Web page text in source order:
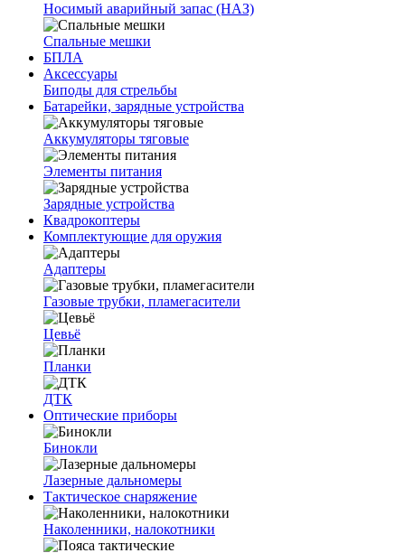
Носимый аварийный запас (НАЗ)
Спальные мешки
БПЛА
Аксессуары
Биподы для стрельбы
Батарейки, зарядные устройства
Аккумуляторы тяговые
Элементы питания
Зарядные устройства
Квадрокоптеры
Комплектующие для оружия
Адаптеры
Газовые трубки, пламегасители
Цевьё
Планки
ДТК
Оптические приборы
Бинокли
Лазерные дальномеры
Тактическое снаряжение
Наколенники, налокотники